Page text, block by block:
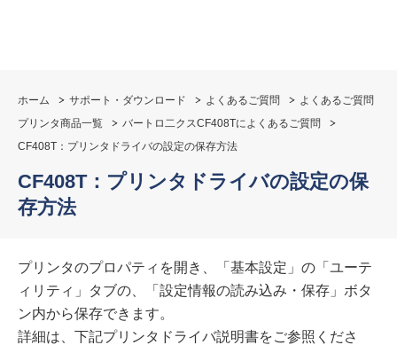
ホーム サポート・ダウンロード よくあるご質問
よくあるご質問
プリンタ商品一覧
バートロ二クスCF408Tによくあるご質問
CF408T：プリンタドライバの設定の保存方法
CF408T：プリンタドライバの設定の保
存方法
プリンタのプロパティを開き、「基本設定」の「ユーテ
ィリティ」タブの、「設定情報の読み込み・保存」ボタ
ン内から保存できます。
詳細は、下記プリンタドライバ説明書をご参照くださ